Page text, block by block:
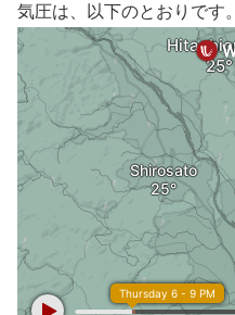
気圧は、以下のとおりです。